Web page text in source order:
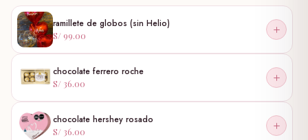
ramillete de globos (sin Helio)
S/ 99.00
chocolate ferrero roche
S/ 36.00
chocolate hershey rosado
S/ 36.00